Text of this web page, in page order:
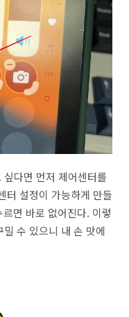
다면 먼저 제어센터를
터 설정이 가능하게 만들
면 바로 없어진다. 이렇
수 있으니 내 손 맛에